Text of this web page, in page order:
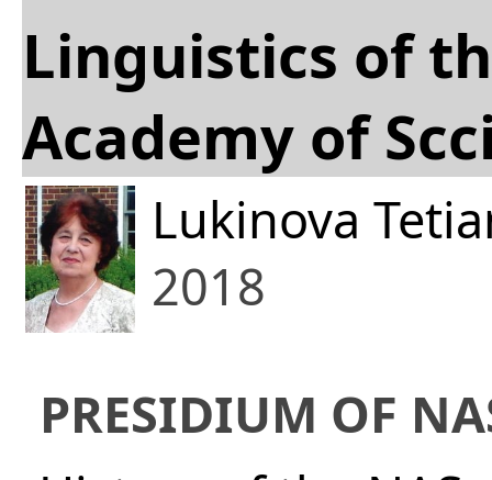
Linguistics of
Academy of
Lukinova
2018
PRESIDIUM OF